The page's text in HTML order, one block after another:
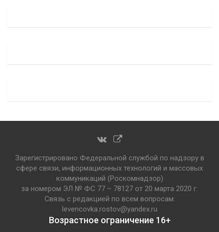
Зарегистрировано Федеральной службой по надзору в
сфере связи, информационных технологий и массовых
коммуникаций (Роскомнадзор)
за номером ЭЛ № ФС 77 – 78127 от 20 марта 2020 г.
Связь с редакцией по всем вопросам:
levencovka.rostov@yandex.ru
Возрастное ограничение 16+